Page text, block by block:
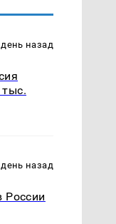
день назад
день назад
России